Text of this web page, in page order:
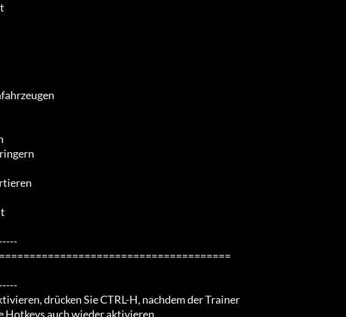
drücken Sie CTRL-H, nachdem der Trainer
Hotkeys auch wieder aktivieren.